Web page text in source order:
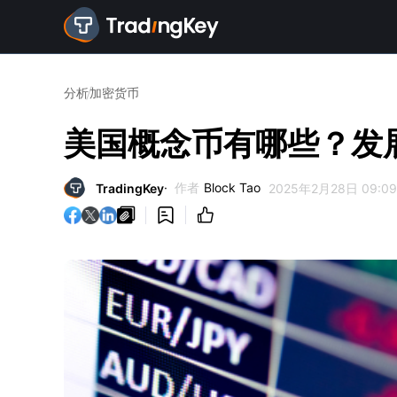
分析加密货币
美国概念币有哪些？发
TradingKey 作者 Block Tao 2025年2月28日 09:09
  